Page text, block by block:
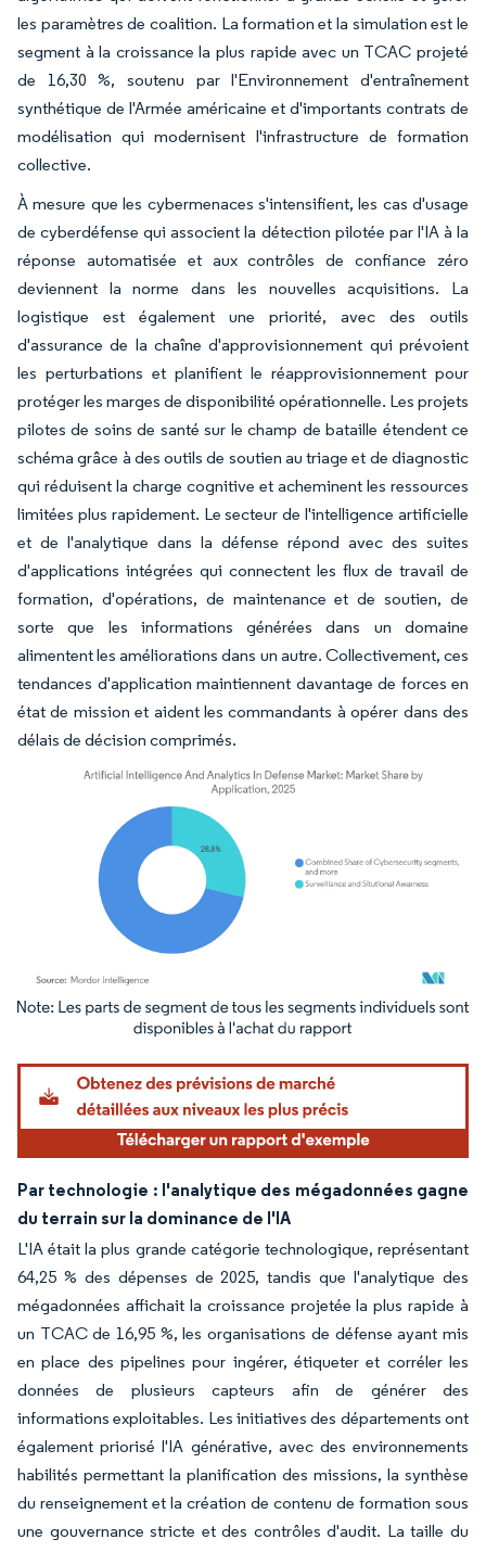
les paramètres de coalition. La formation et la simulation est le
segment à la croissance la plus rapide avec un TCAC projeté
de 16,30 %, soutenu par l'Environnement d'entraînement
synthétique de l'Armée américaine et d'importants contrats de
modélisation qui modernisent l'infrastructure de formation
collective.
À mesure que les cybermenaces s'intensifient, les cas d'usage
de cyberdéfense qui associent la détection pilotée par l'IA à la
réponse automatisée et aux contrôles de confiance zéro
deviennent la norme dans les nouvelles acquisitions. La
logistique est également une priorité, avec des outils
d'assurance de la chaîne d'approvisionnement qui prévoient
les perturbations et planifient le réapprovisionnement pour
protéger les marges de disponibilité opérationnelle. Les projets
pilotes de soins de santé sur le champ de bataille étendent ce
schéma grâce à des outils de soutien au triage et de diagnostic
qui réduisent la charge cognitive et acheminent les ressources
limitées plus rapidement. Le secteur de l'intelligence artificielle
et de l'analytique dans la défense répond avec des suites
d'applications intégrées qui connectent les flux de travail de
formation, d'opérations, de maintenance et de soutien, de
sorte que les informations générées dans un domaine
alimentent les améliorations dans un autre. Collectivement, ces
tendances d'application maintiennent davantage de forces en
état de mission et aident les commandants à opérer dans des
délais de décision comprimés.
Image © Mordor Intelligence. La réutilisation nécessite une attribution sous CC BY
Par technologie : l'analytique des mégadonnées gagne
du terrain sur la dominance de l'IA
L'IA était la plus grande catégorie technologique, représentant
64,25 % des dépenses de 2025, tandis que l'analytique des
mégadonnées affichait la croissance projetée la plus rapide à
un TCAC de 16,95 %, les organisations de défense ayant mis
en place des pipelines pour ingérer, étiqueter et corréler les
données de plusieurs capteurs afin de générer des
informations exploitables. Les initiatives des départements ont
également priorisé l'IA générative, avec des environnements
habilités permettant la planification des missions, la synthèse
du renseignement et la création de contenu de formation sous
une gouvernance stricte et des contrôles d'audit. La taille du